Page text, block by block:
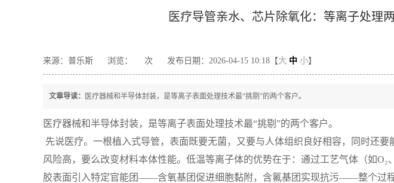
医疗导管亲水、芯片除氧化：等离子处理
来源：普乐斯 浏览： 次 发布日期：2026-04-15 10:18【大 中 小】
文章导读： 医疗器械和半导体封装，是等离子表面处理技术最“挑剔”的两个客户。
医疗器械和半导体封装，是等离子表面处理技术最“挑剔”的两个客户。
先说医疗。一根植入式导管，表面既要无菌，又要与人体组织良好相容，同时还
风险高，要么改变材料本体性能。低温等离子体的优势在于：通过工艺气体（如O₂
胶表面引入特定官能团——含氧基团促进细胞黏附，含氟基团实现抗污——整个过程